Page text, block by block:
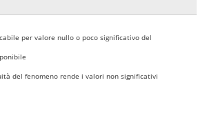
per valore nullo o poco significativo del
del fenomeno rende i valori non significativi